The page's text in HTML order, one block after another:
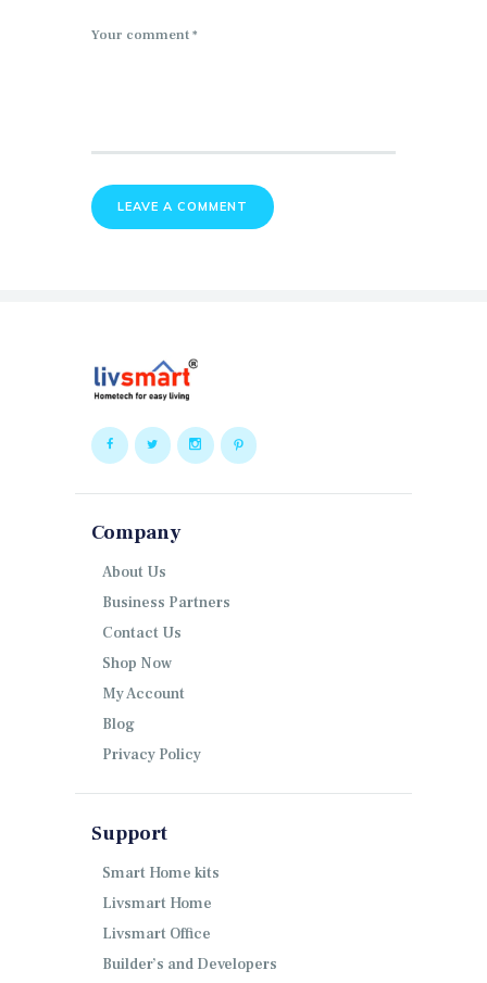
Company
About Us
Business Partners
Contact Us
Shop Now
My Account
Blog
Privacy Policy
Support
Smart Home kits
Livsmart Home
Livsmart Office
Builder’s and Developers